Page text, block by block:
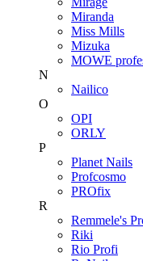
Miranda
Miss Mills
Mizuka
MOWE
N
Nailico
O
OPI
ORLY
P
Planet Nails
Profcosmo
PROfix
R
Remmele's
Riki
Rio Profi